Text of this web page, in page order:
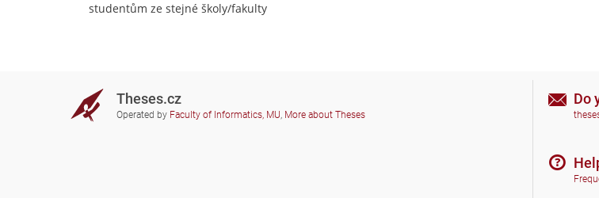
studentům ze stejné školy/fakulty
Theses.cz
Operated by Faculty of Informatics, MU, More about Theses
Do